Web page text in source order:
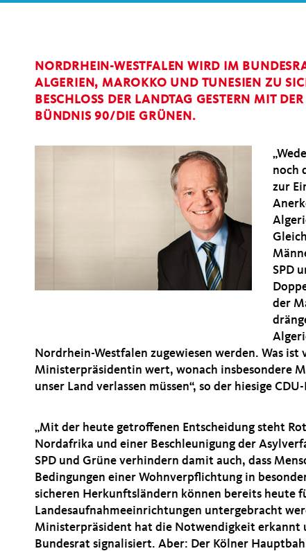
NORDRHEIN-WESTFALEN WIRD IM
ALGERIEN, MAROKKO UND TUNESIEN ZU
BESCHLOSS DER LANDTAG GESTERN MIT
BÜNDNIS 90/DIE GRÜNEN.
noch
zur
SPD
der
Nordrhein-Westfalen zugewiesen werden. Was
Ministerpräsidentin wert, wonach insbesondere
unser Land verlassen müssen“, so der hiesige
Mit der heute getroffenen Entscheidung steht
Nordafrika und einer Beschleunigung der
SPD und Grüne verhindern damit auch, dass
Bedingungen einer Wohnverpflichtung in
sicheren Herkunftsländern können bereits heute
Landesaufnahmeeinrichtungen untergebracht
Ministerpräsident hat die Notwendigkeit erkannt
Bundesrat signalisiert. Aber: Der Kölner